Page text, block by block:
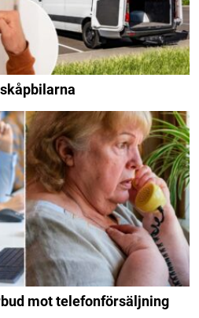
mot telefonförsäljning